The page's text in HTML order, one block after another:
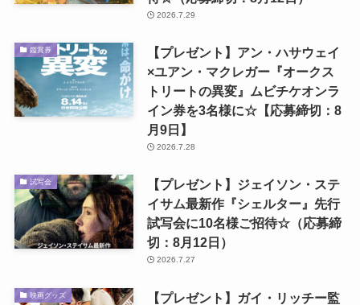
【プレゼント】マイ・ホン監督登
ルの旅』監督来日舞台挨拶付き一
般試写会に15組30名様ご招待
☆（応募締切：8月16日）
2026.7.30
【プレゼント】キャスト＆監督登
ャパンプレミアに10組20名様ご招
待☆（応募締切：8月12日）
2026.7.29
【プレゼント】アン・ハサウェイ
トリートの異変』ムビチケオンラ